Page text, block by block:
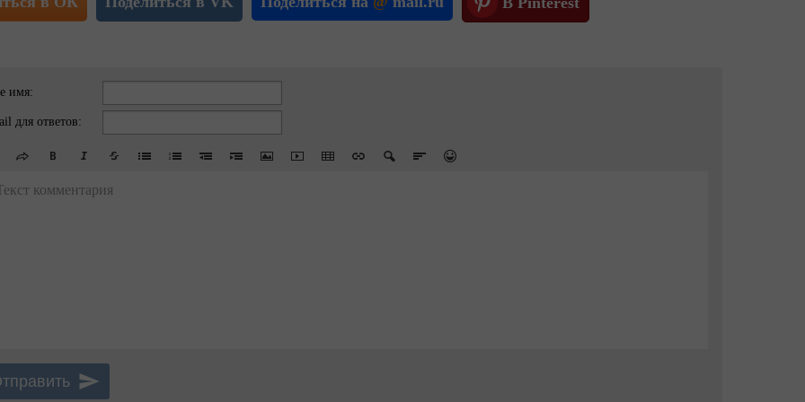
имя:
для ответов:
комментария